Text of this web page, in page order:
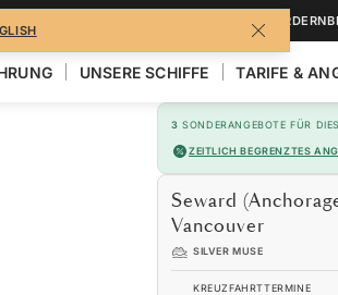
ANGEBOT ANFORDERN
UNSERE SCHIFFE TARIFE &
3 SONDERANGEBOTE FÜR
ZEITLICH BEGRENZTES
Seward
Vancouver
SILVER MUSE
KREUZFAHRTTERMINE